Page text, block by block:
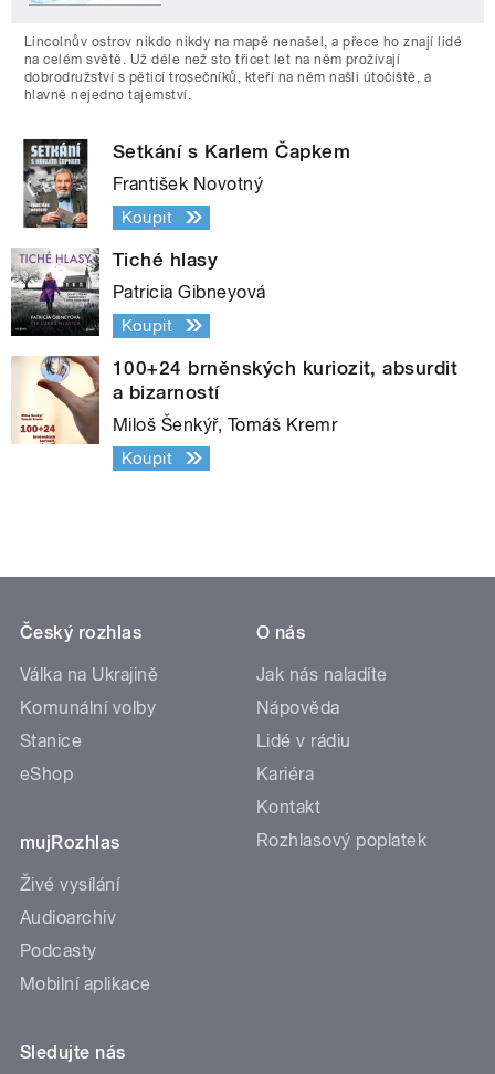
Lincolnův ostrov nikdo nikdy na mapě nenašel, a přece ho znají lidé
na celém světě. Už déle než sto třicet let na něm prožívají
dobrodružství s pěticí trosečníků, kteří na něm našli útočiště, a
hlavně nejedno tajemství.
Setkání s Karlem Čapkem
František Novotný
Koupit
Tiché hlasy
Patricia Gibneyová
Koupit
100+24 brněnských kuriozit, absurdit
a bizarností
Miloš Šenkýř, Tomáš Kremr
Koupit
Český rozhlas
Válka na Ukrajině
Komunální volby
Stanice
eShop
mujRozhlas
Živé vysílání
Audioarchiv
Podcasty
Mobilní aplikace
O nás
Jak nás naladíte
Nápověda
Lidé v rádiu
Kariéra
Kontakt
Rozhlasový poplatek
Sledujte nás